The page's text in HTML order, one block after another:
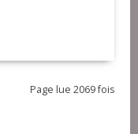
Page lue 2069 fois